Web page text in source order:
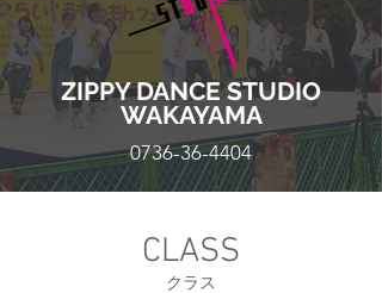
ZIPPY DANCE STUDIO
WAKAYAMA
0736-36-4404
CLASS
クラス